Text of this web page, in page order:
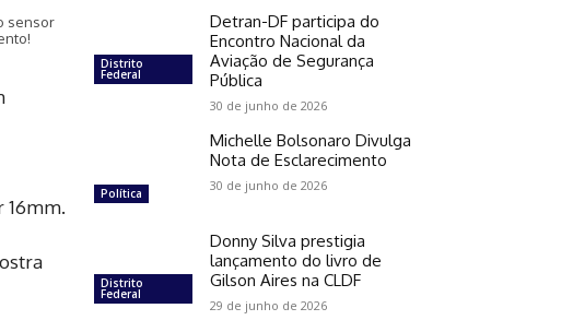
sensor
16mm.
Distrito
Federal
Detran-DF participa do
Encontro Nacional da
Aviação de Segurança
Pública
30 de junho de 2026
Política
Michelle Bolsonaro Divulga
Nota de Esclarecimento
30 de junho de 2026
Distrito
Federal
Donny Silva prestigia
lançamento do livro de
Gilson Aires na CLDF
29 de junho de 2026